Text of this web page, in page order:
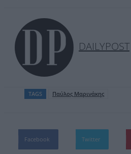
DAILYPOST
TAGS Παύλος Μαρινάκης
Facebook Twitter